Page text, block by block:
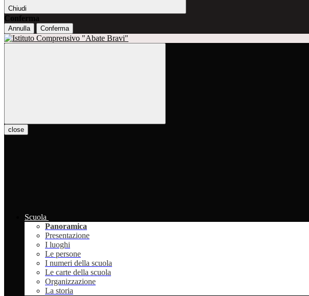
Chiudi
Conferma
Annulla Conferma
close
Scuola
Panoramica
Presentazione
I luoghi
Le persone
I numeri della scuola
Le carte della scuola
Organizzazione
La storia